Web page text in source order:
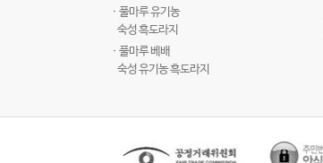
ㆍ풀마루 유기농
숙성 흑도라지
ㆍ풀마루 베배
숙성 유기농 흑도라지